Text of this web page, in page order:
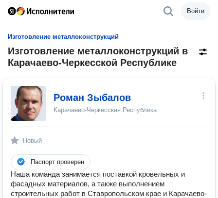
Войти
Изготовление металлоконструкций
Изготовление металлоконструкций в
Карачаево-Черкесской Республике
Роман Зыбалов
Карачаево-Черкесская Республика
Новый
Паспорт проверен
Наша команда занимается поставкой кровельных и
фасадных материалов, а также выполнением
строительных работ в Ставропольском крае и Карачаево-